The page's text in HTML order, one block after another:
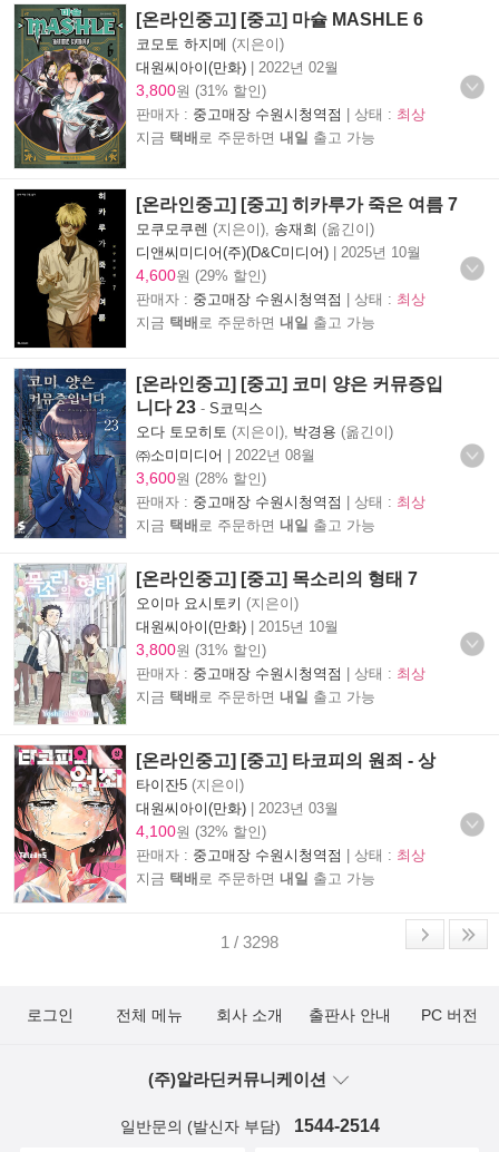
[온라인중고] [중고] 마슐 MASHLE 6
코모토 하지메 (지은이)
대원씨아이(만화)
2022년 02월
3,800원 (31% 할인)
판매자 : 중고매장 수원시청역점 | 상태 : 최상
지금 택배 로 주문하면 내일 출고 가능
[온라인중고] [중고] 히카루가 죽은 여름 7
모쿠모쿠렌 (지은이), 송재희 (옮긴이)
디앤씨미디어(주)(D&C미디어)
2025년 10월
4,600원 (29% 할인)
판매자 : 중고매장 수원시청역점 | 상태 : 최상
지금 택배 로 주문하면 내일 출고 가능
[온라인중고] [중고] 코미 양은 커뮤증입
니다 23 - S코믹스
오다 토모히토 (지은이), 박경용 (옮긴이)
㈜소미미디어
2022년 08월
3,600원 (28% 할인)
판매자 : 중고매장 수원시청역점 | 상태 : 최상
지금 택배 로 주문하면 내일 출고 가능
[온라인중고] [중고] 목소리의 형태 7
오이마 요시토키 (지은이)
대원씨아이(만화)
2015년 10월
3,800원 (31% 할인)
판매자 : 중고매장 수원시청역점 | 상태 : 최상
지금 택배 로 주문하면 내일 출고 가능
[온라인중고] [중고] 타코피의 원죄 - 상
타이잔5 (지은이)
대원씨아이(만화)
2023년 03월
4,100원 (32% 할인)
판매자 : 중고매장 수원시청역점 | 상태 : 최상
지금 택배 로 주문하면 내일 출고 가능
1 / 3298
로그인 전체 메뉴 회사 소개 출판사 안내 PC 버전
(주)알라딘커뮤니케이션
일반문의 (발신자 부담) 1544-2514